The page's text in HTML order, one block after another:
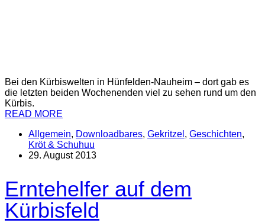
Bei den Kürbiswelten in Hünfelden-Nauheim – dort gab es
die letzten beiden Wochenenden viel zu sehen rund um den
Kürbis.
READ MORE
Allgemein, Downloadbares, Gekritzel , Geschichten,
Kröt & Schuhuu
29. August 2013
Erntehelfer auf dem
Kürbisfeld